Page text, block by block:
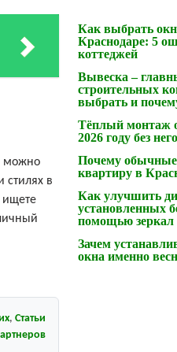
можно
стилях в
ищете
, Статьи
Как выбрать
Краснодаре: 5
коттеджей
Вывеска –
строительных
выбрать и
Тёплый монтаж
2026 году без
Почему обычные
квартиру в
Как улучшить
установленных
помощью зеркал
Зачем
окна именно